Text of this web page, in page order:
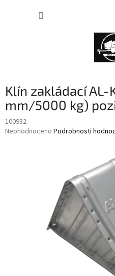
Klín zakládací AL-
mm/5000 kg)
100932
Průměrné
Neohodnoceno Podrobnosti